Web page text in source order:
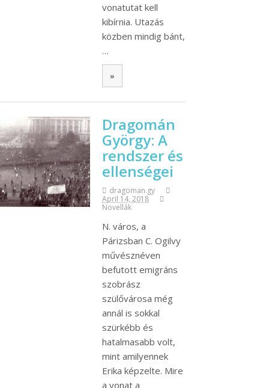
vonatutat kell
kibírnia. Utazás
közben mindig bánt,
…
»
Dragomán
György: A
rendszer és
ellenségei
dragoman.gy
April 14, 2018
Novellák
N. város, a
Párizsban C. Ogilvy
művésznéven
befutott emigráns
szobrász
szülővárosa még
annál is sokkal
szürkébb és
hatalmasabb volt,
mint amilyennek
Erika képzelte. Mire
a vonat a